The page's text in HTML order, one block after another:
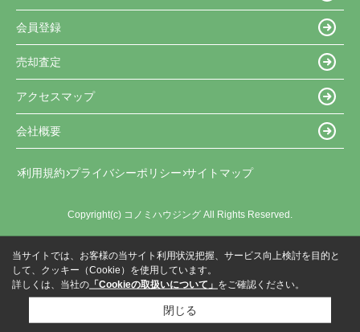
会員登録
売却査定
アクセスマップ
会社概要
利用規約 プライバシーポリシー サイトマップ
Copyright(c) コノミハウジング All Rights Reserved.
当サイトでは、お客様の当サイト利用状況把握、サービス向上検討を目的と
して、クッキー（Cookie）を使用しています。
詳しくは、当社の 「Cookieの取扱いについて」 をご確認ください。
閉じる